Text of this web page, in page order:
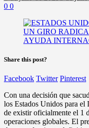
0 0
Share this post?
Facebook Twitter Pinterest
Con una decisión que
los Estados Unidos para
de existir oficialmente el 1
operaciones globales. El